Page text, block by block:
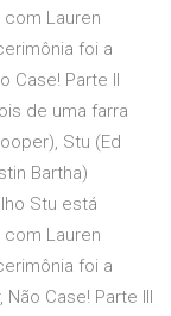
Lauren
foi a
Parte II
de uma farra
Stu (Ed
Bartha)
Stu está
Lauren
foi a
Case! Parte III